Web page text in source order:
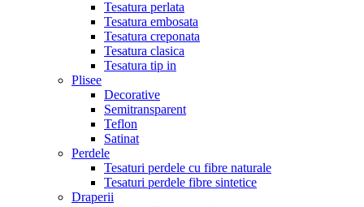
Tesatura perlata
Tesatura embosata
Tesatura creponata
Tesatura clasica
Tesatura tip in
Plisee
Decorative
Semitransparent
Teflon
Satinat
Perdele
Tesaturi perdele cu fibre naturale
Tesaturi perdele fibre sintetice
Draperii